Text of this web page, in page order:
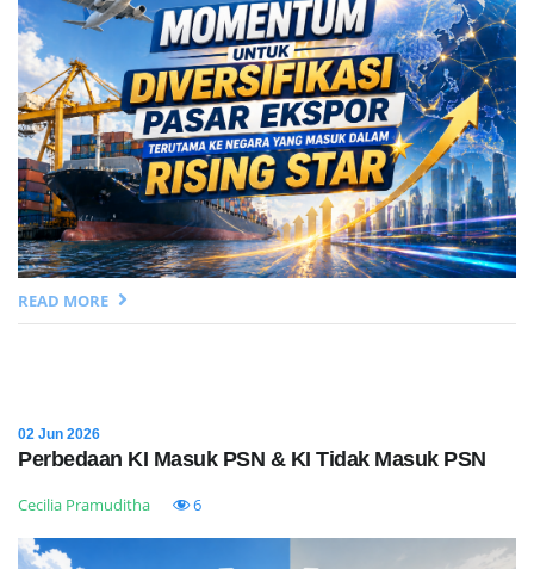
READ MORE
02 Jun 2026
Perbedaan KI Masuk PSN & KI Tidak Masuk PSN
Cecilia Pramuditha 6